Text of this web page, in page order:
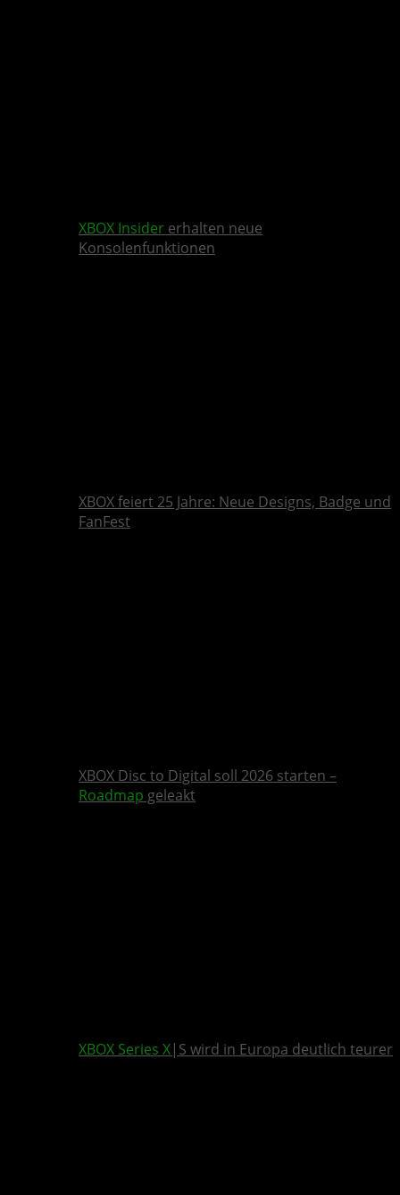
XBOX Insider erhalten neue
Konsolenfunktionen
XBOX feiert 25 Jahre: Neue Designs, Badge und
FanFest
XBOX Disc to Digital soll 2026 starten –
Roadmap geleakt
XBOX Series X|S wird in Europa deutlich teurer